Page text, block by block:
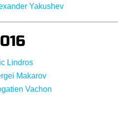
Yakushev
Lindros
Makarov
Vachon